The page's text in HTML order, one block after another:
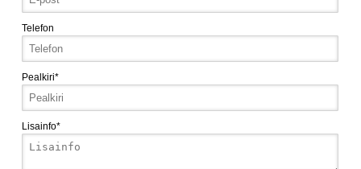
Telefon
Pealkiri*
Lisainfo*